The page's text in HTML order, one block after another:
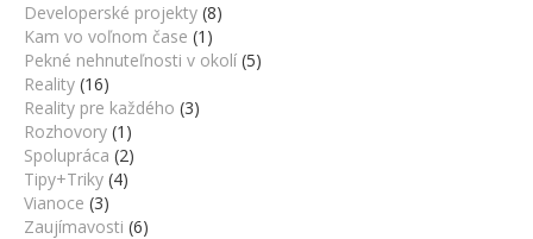
Developerské projekty (8)
Kam vo voľnom čase (1)
Pekné nehnuteľnosti v okolí (5)
Reality (16)
Reality pre každého (3)
Rozhovory (1)
Spolupráca (2)
Tipy+Triky (4)
Vianoce (3)
Zaujímavosti (6)